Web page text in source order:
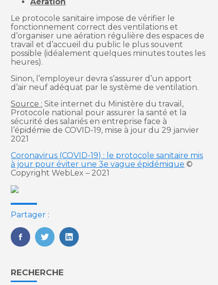
Le protocole sanitaire impose de vérifier le
fonctionnement correct des ventilations et
d’organiser une aération régulière des espaces de
travail et d’accueil du public le plus souvent
possible (idéalement quelques minutes toutes les
heures).
Sinon, l’employeur devra s’assurer d’un apport
d’air neuf adéquat par le système de ventilation.
Source : Site internet du Ministère du travail,
Protocole national pour assurer la santé et la
sécurité des salariés en entreprise face à
l’épidémie de COVID-19, mise à jour du 29 janvier
2021
Coronavirus (COVID-19) : le protocole sanitaire mis
à jour pour éviter une 3e vague épidémique ©
Copyright WebLex – 2021
Partager :
FaceBook
TwitterLinkedIn
Blog
sidebar
RECHERCHE